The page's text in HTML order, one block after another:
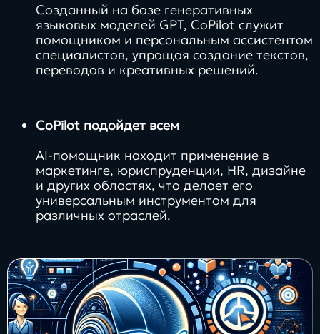
Созданный на базе генеративных
языковых моделей GPT, CoPilot служит
помощником и персональным ассистентом
специалистов, упрощая создание текстов,
переводов и креативных решений.
CoPilot подойдет всем
AI-помощник находит применение в
маркетинге, юриспруденции, HR, дизайне
и других областях, что делает его
универсальным инструментом для
различных отраслей.